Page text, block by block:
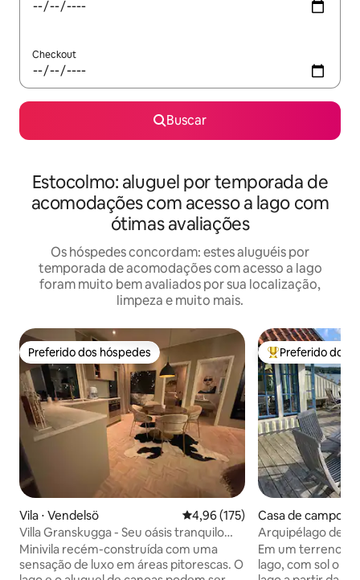
Checkout
Buscar
Estocolmo: aluguel por temporada de
acomodações com acesso a lago com
ótimas avaliações
Os hóspedes concordam: estes aluguéis por
temporada de acomodações com acesso a lago
foram muito bem avaliados por sua localização,
limpeza e muito mais.
Preferido dos hóspedes
Preferido dos hóspedes
Vila ⋅ Vendelsö 4,96 de uma avaliação média de
4,96 (175)
Villa Granskugga - Seu oásis tranquilo
perto da cidade
Minivila recém-construída com uma
sensação de luxo em áreas pitorescas. O
Entre os
Preferido dos
Casa de campo ⋅
Arquipélago de
para a cidade
Em um terreno
lago, com sol o